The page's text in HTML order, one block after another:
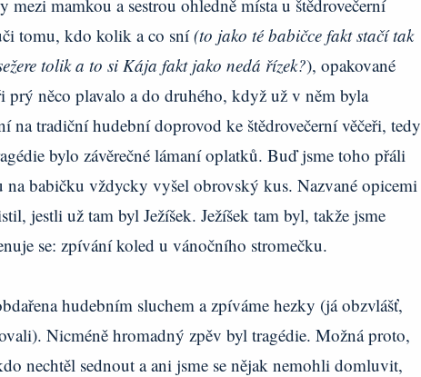
mamkou a sestrou ohledně místa u štědrovečerní
tomu, kdo kolik a co sní(to jako té babičce fakt stačí tak
tolik a to si Kája fakt jako nedá řízek?), opakované
něco plavalo a do druhého, když už v něm byla
na tradiční hudební doprovod ke štědrovečerní věčeři, tedy
bylo závěrečné lámaní oplatků. Buď jsme toho přáli
babičku vždycky vyšel obrovský kus. Nazvané opicemi
jestli už tam byl Ježíšek. Ježíšek tam byl, takže jsme
se: zpívání koled u vánočního stromečku.
hudebním sluchem a zpíváme hezky (já obzvlášť,
Nicméně hromadný zpěv byl tragédie. Možná proto,
nechtěl sednout a ani jsme se nějak nemohli domluvit,